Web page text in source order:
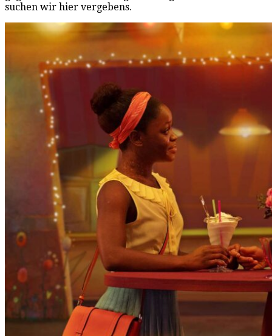
suchen wir hier vergebens.